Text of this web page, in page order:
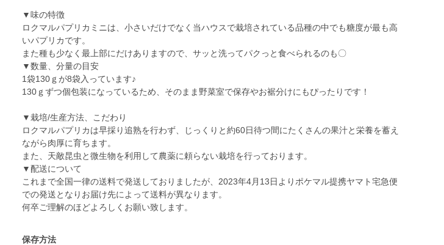
▼味の特徴
ロクマルパプリカミニは、小さいだけでなく当ハウスで栽培されている品種の中でも糖度が最も高
いパプリカです。
また種も少なく最上部にだけありますので、サッと洗ってパクっと食べられるのも〇
▼数量、分量の目安
1袋130ｇが8袋入っています♪
130ｇずつ個包装になっているため、そのまま野菜室で保存やお裾分けにもぴったりです！
▼栽培/生産方法、こだわり
ロクマルパプリカは早採り追熟を行わず、じっくりと約60日待つ間にたくさんの果汁と栄養を蓄え
ながら肉厚に育ちます。
また、天敵昆虫と微生物を利用して農薬に頼らない栽培を行っております。
▼配送について
これまで全国一律の送料で発送しておりましたが、2023年4月13日よりポケマル提携ヤマト宅急便
での発送となりお届け先によって送料が異なります。
何卒ご理解のほどよろしくお願い致します。
保存方法